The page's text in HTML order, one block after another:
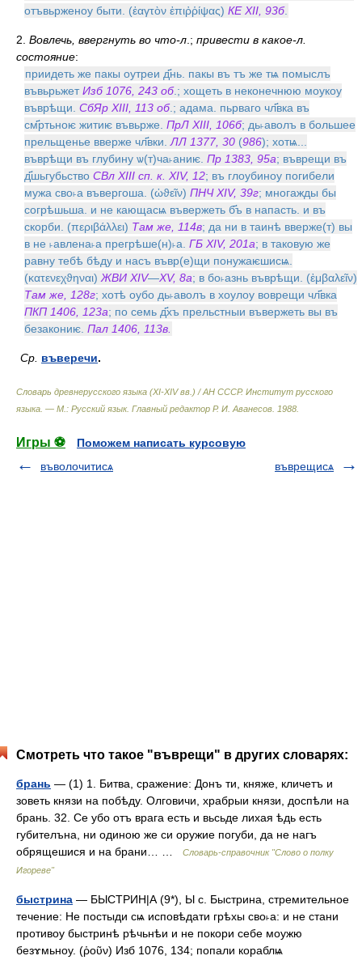
отъвьрженоу быти. (ἑαγτὸν ἐπιῤῥίψας) КЕ XII, 93б.
2. Вовлечь, ввергнуть во что-л .; привести в какое-л.
состояние:
приидеть же пакы оутреи д҃нь. пакы въ тъ же тѩ помыслъ
въвьрьжетИзб 1076, 243 об.; хощеть в неконечнюю моукоу
въврѣщи. СбЯр XIII, 113 об.; адама. пьрваго чл҃вка въ
см҃ртьноѥ житиѥ въвьрже. ПрЛ XIII, 106б; дь˫аволъ в большее
прельщенье вверже чл҃вки. ЛЛ 1377, 30 (986); хотѩ...
въврѣщи въ глубину ѡ(т)ча˫аниѥ. Пр 1383, 95а; въврещи въ
д҃шьгубьство СВл XIII сп. к. XIV, 12; въ глоубиноу погибели
мужа сво˫а въвергоша. (ὠϑεῖν) ПНЧ XIV, 39г; многажды бы
согрѣшьша. и не кающасѩ въвержеть б҃ъ в напасть. и въ
скорби. (περιβάλλει) Там же, 114в; да ни в таинѣ вверже(т) вы
в не ˫авлена˫а прегрѣше(н)˫а. ГБ XIV, 201а; в таковую же
равну тебѣ бѣду и насъ въвр(е)щи понужаѥшисѩ.
(κατενεχϑηναι) ЖВИ XIV—XV, 8а; в бо˫азнь въврѣщи. (ἐμβαλεῖν)
Там же, 128г; хотѣ оубо дь˫аволъ в хоулоу воврещи чл҃вка
ПКП 1406, 123а; по семь д҃хъ прельстныи въвержеть вы въ
безакониѥ. Пал 1406, 113в.
Ср. въверечи.
Словарь древнерусского языка (XI-XIV вв.) / АН СССР. Институт русского
языка. — М.: Русский язык. Главный редактор Р. И. Аванесов 1988
Игры ⚽
Поможем написать курсовую
въволочитисѧ
въврещисѧ
Смотреть что такое "въврещи" в других словарях:
брань — (1) 1. Битва, сражение: Донъ ти, княже, кличетъ и
зоветь князи на побѣду. Олговичи, храбрыи князи, доспѣли на
брань. 32. Се убо отъ врага есть и вьсьде лихая ѣдь есть
губителъна, ни одиною же си оружие погуби, да не нагъ
обрящешися и на брани… …
Словарь-справочник "Слово о полку
Игореве"
быстрина — БЫСТРИН|А (9*), Ы с. Быстрина, стремительное
течение: Не постыди сѩ исповѣдати грѣхы сво˫а: и не стани
противоу быстринѣ рѣчьнѣи и не покори себе моужю
безɤмьноу. (ῥοῦν) Изб 1076, 134; попали кораблѩ